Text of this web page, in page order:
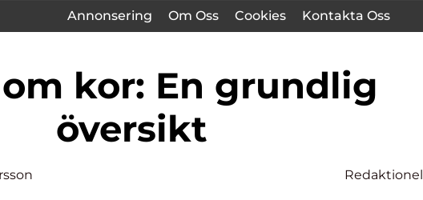
Annonsering Om Oss Cookies Kontakta Oss
översikt
Redaktionel